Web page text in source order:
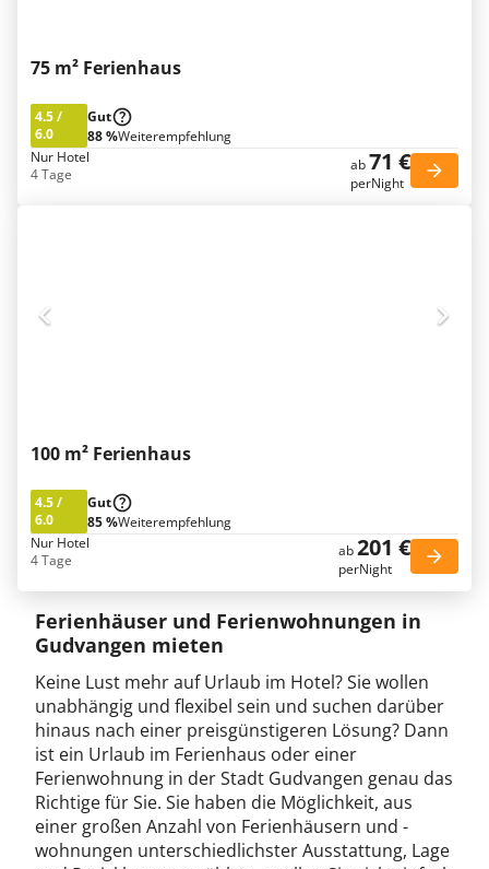
75 m² Ferienhaus
4.5/
6.0
Gut
88 %Weiterempfehlung
Nur Hotel
4 Tage
ab71 €
perNight
100 m² Ferienhaus
4.5/
6.0
Gut
85 %Weiterempfehlung
Nur Hotel
4 Tage
ab201 €
perNight
Ferienhäuser und Ferienwohnungen in
Gudvangen mieten
Keine Lust mehr auf Urlaub im Hotel? Sie wollen
unabhängig und flexibel sein und suchen darüber
hinaus nach einer preisgünstigeren Lösung? Dann
ist ein Urlaub im Ferienhaus oder einer
Ferienwohnung in der Stadt Gudvangen genau das
Richtige für Sie. Sie haben die Möglichkeit, aus
einer großen Anzahl von Ferienhäusern und -
wohnungen unterschiedlichster Ausstattung, Lage